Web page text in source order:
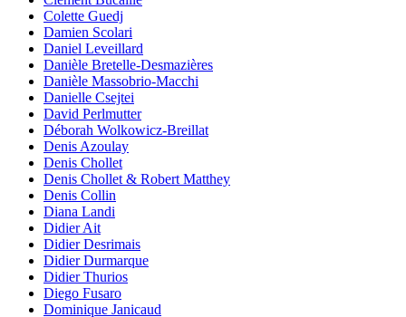
Colette Guedj
Damien Scolari
Daniel Leveillard
Danièle Bretelle-Desmazières
Danièle Massobrio-Macchi
Danielle Csejtei
David Perlmutter
Déborah Wolkowicz-Breillat
Denis Azoulay
Denis Chollet
Denis Chollet & Robert Matthey
Denis Collin
Diana Landi
Didier Ait
Didier Desrimais
Didier Durmarque
Didier Thurios
Diego Fusaro
Dominique Janicaud